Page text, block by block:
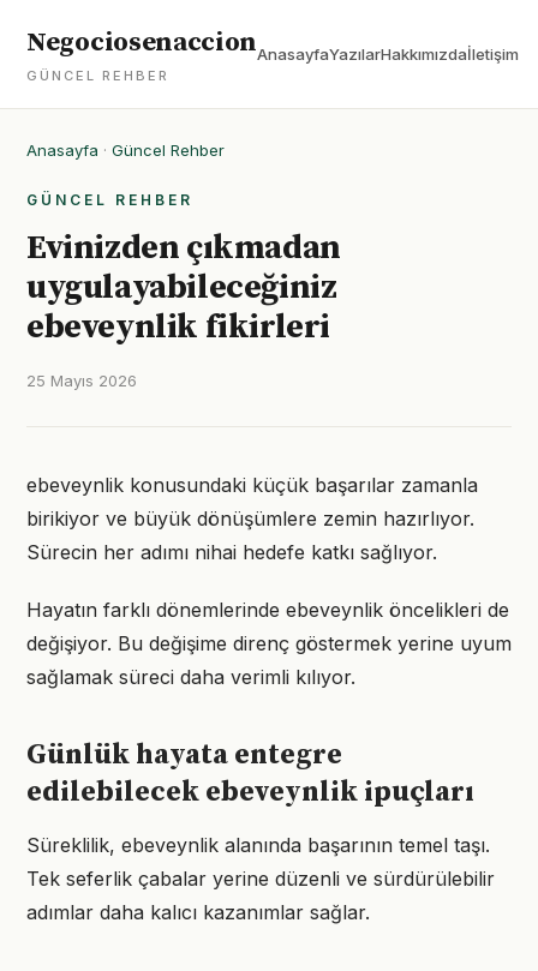
Negociosenaccion
GÜNCEL REHBER
AnasayfaYazılarHakkımızdaİletişim
Anasayfa · Güncel Rehber
GÜNCEL REHBER
Evinizden çıkmadan
uygulayabileceğiniz
ebeveynlik fikirleri
25 Mayıs 2026
ebeveynlik konusundaki küçük başarılar zamanla
birikiyor ve büyük dönüşümlere zemin hazırlıyor.
Sürecin her adımı nihai hedefe katkı sağlıyor.
Hayatın farklı dönemlerinde ebeveynlik öncelikleri de
değişiyor. Bu değişime direnç göstermek yerine uyum
sağlamak süreci daha verimli kılıyor.
Günlük hayata entegre
edilebilecek ebeveynlik ipuçları
Süreklilik, ebeveynlik alanında başarının temel taşı.
Tek seferlik çabalar yerine düzenli ve sürdürülebilir
adımlar daha kalıcı kazanımlar sağlar.